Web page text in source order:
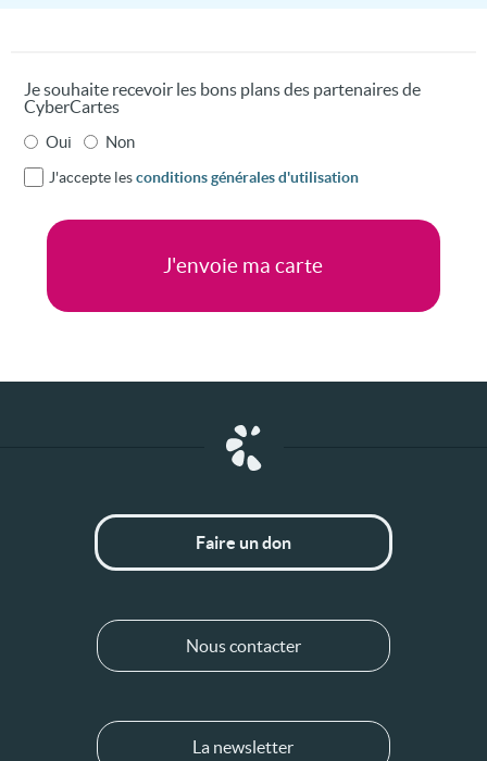
Je souhaite recevoir les bons plans des partenaires de
CyberCartes
Oui Non
J'accepte lesconditions générales d'utilisation
Faire un don
Nous contacter
La newsletter